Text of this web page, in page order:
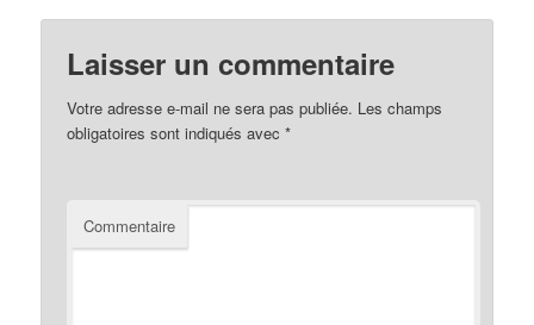
Laisser un commentaire
Votre adresse e-mail ne sera pas publiée. Les champs
obligatoires sont indiqués avec*
Commentaire